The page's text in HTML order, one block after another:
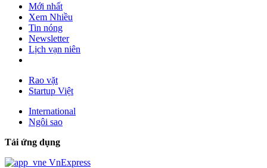
Mới nhất
Xem Nhiều
Tin nóng
Newsletter
Lịch vạn niên
Rao vặt
Startup Việt
International
Ngôi sao
Tải ứng dụng
VnExpress